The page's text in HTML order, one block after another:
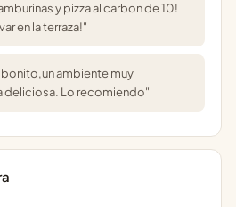
y pizza al carbon de 10!
en la terraza!"
bonito,un ambiente muy
deliciosa. Lo recomiendo"